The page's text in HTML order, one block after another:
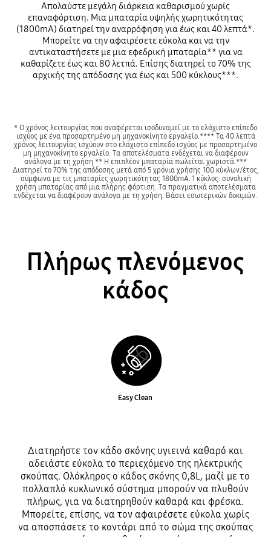
Απολαύστε μεγάλη διάρκεια καθαρισμού χωρίς
επαναφόρτιση. Μια μπαταρία υψηλής χωρητικότητας
(1800mA) διατηρεί την αναρρόφηση για έως και 40 λεπτά*.
Μπορείτε να την αφαιρέσετε εύκολα και να την
αντικαταστήσετε με μια εφεδρική μπαταρία** για να
καθαρίζετε έως και 80 λετπά. Επίσης διατηρεί το 70% της
αρχικής της απόδοσης για έως και 500 κύκλους***.
* Ο χρόνος λειτουργίας που αναφέρεται ισοδυναμεί με το ελάχιστο επίπεδο
ισχύος με ένα προσαρτημένο μη μηχανοκίνητο εργαλείο.**** Τα 40 λεπτά
χρόνος λειτουργίας ισχύουν στο ελάχιστο επίπεδο ισχύος με προσαρτημένο
μη μηχανοκίνητο εργαλείο. Τα αποτελέσματα ενδέχεται να διαφέρουν
ανάλογα με τη χρήση ** Η επιπλέον μπαταρία πωλείται χωριστά.***
Διατηρεί το 70% της απόδοσης μετά από 5 χρόνια χρήσης 100 κύκλων/έτος,
σύμφωνα με τις μπαταρίες χωρητικότητας 1800mA. 1 κύκλος: συνολική
χρήση μπαταρίας από μια πλήρης φόρτιση. Τα πραγματικά αποτελέσματα
ενδέχεται να διαφέρουν ανάλογα με τη χρήση. Βάσει εσωτερικών δοκιμών.
Πλήρως πλενόμενος
κάδος
Easy Clean
Διατηρήστε τον κάδο σκόνης υγιεινά καθαρό και
αδειάστε εύκολα το περιεχόμενο της ηλεκτρικής
σκούπας. Ολόκληρος ο κάδος σκόνης 0,8L, μαζί με το
πολλαπλό κυκλωνικό σύστημα μπορούν να πλυθούν
πλήρως, για να διατηρηθούν καθαρά και φρέσκα.
Μπορείτε, επίσης, να τον αφαιρέσετε εύκολα χωρίς
να αποσπάσετε το κοντάρι από το σώμα της σκούπας